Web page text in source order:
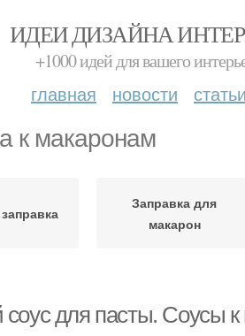
ИДЕИ ДИЗАЙНА
+1000 идей для вашего
главная новости статьи
к макаронам
Заправка для
макарон
для пасты. Соусы к